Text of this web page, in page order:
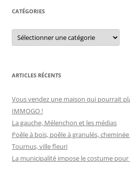
r
e
s
CATÉGORIES
C
t
r
i
ARTICLES RÉCENTS
Vous vendez une maison qui pourrait
IMMOGO !
La gauche, Mélenchon et les médias
Poêle à bois, poêle à granulés,
Tournus, ville fleuri
La municipalité impose le costume